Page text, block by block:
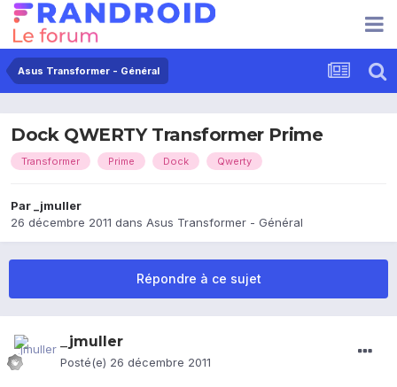
Asus Transformer - Général
Dock QWERTY Transformer Prime
Transformer Prime Dock Qwerty
Par_jmuller
26 décembre 2011 dans Asus Transformer - Général
Répondre à ce sujet
_jmuller
Posté(e) 26 décembre 2011